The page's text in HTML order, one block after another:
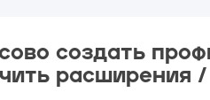
создать
расширения /